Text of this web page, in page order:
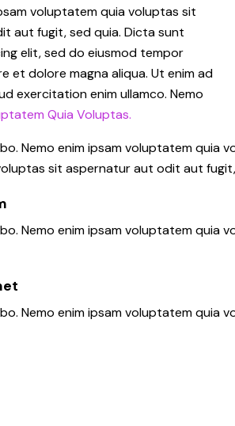
voluptatem quia voluptas sit
aut fugit, sed quia. Dicta sunt
elit, sed do eiusmod tempor
et dolore magna aliqua. Ut enim ad
exercitation enim ullamco. Nemo
Quia Voluptas.
Nemo enim ipsam voluptatem quia
sit aspernatur aut odit aut
Nemo enim ipsam voluptatem
Nemo enim ipsam voluptatem